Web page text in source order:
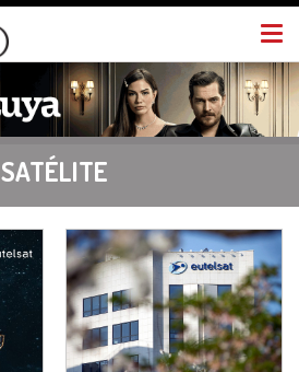
SATÉLITE